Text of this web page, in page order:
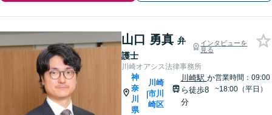
山口 勇真 弁
護士
インタビューを
見る
川崎オアシス法律事務所
神
奈
川
県
|
川崎
市川
崎区
川崎駅 か
ら徒歩8
分
営業時間：09:00
~18:00（平日）